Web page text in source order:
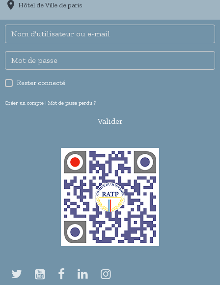
Hôtel de Ville de paris
Rester connecté
Créer un compte | Mot de passe perdu ?
Valider